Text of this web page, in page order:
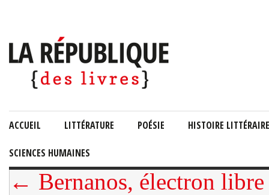
ACCUEIL LITTÉRATURE POÉSIE HISTOIRE LITTÉRAIRE
SCIENCES HUMAINES
← Bernanos, électron libre